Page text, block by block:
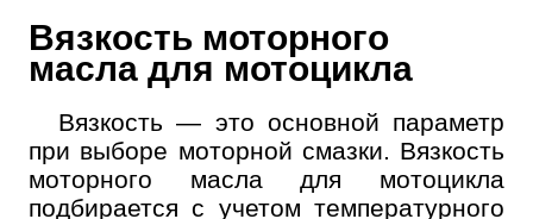
Вязкость моторного
масла для мотоцикла
Вязкость — это основной параметр
при выборе моторной смазки. Вязкость
моторного масла для мотоцикла
подбирается с учетом температурного